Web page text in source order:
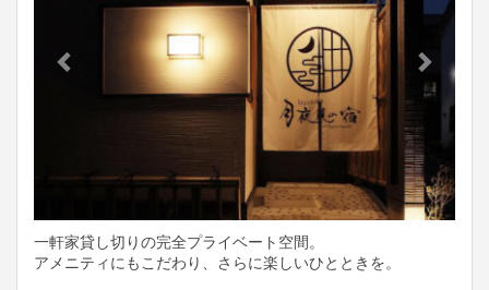
一軒家貸し切りの完全プライベート空間。
アメニティにもこだわり、さらに楽しいひとときを。